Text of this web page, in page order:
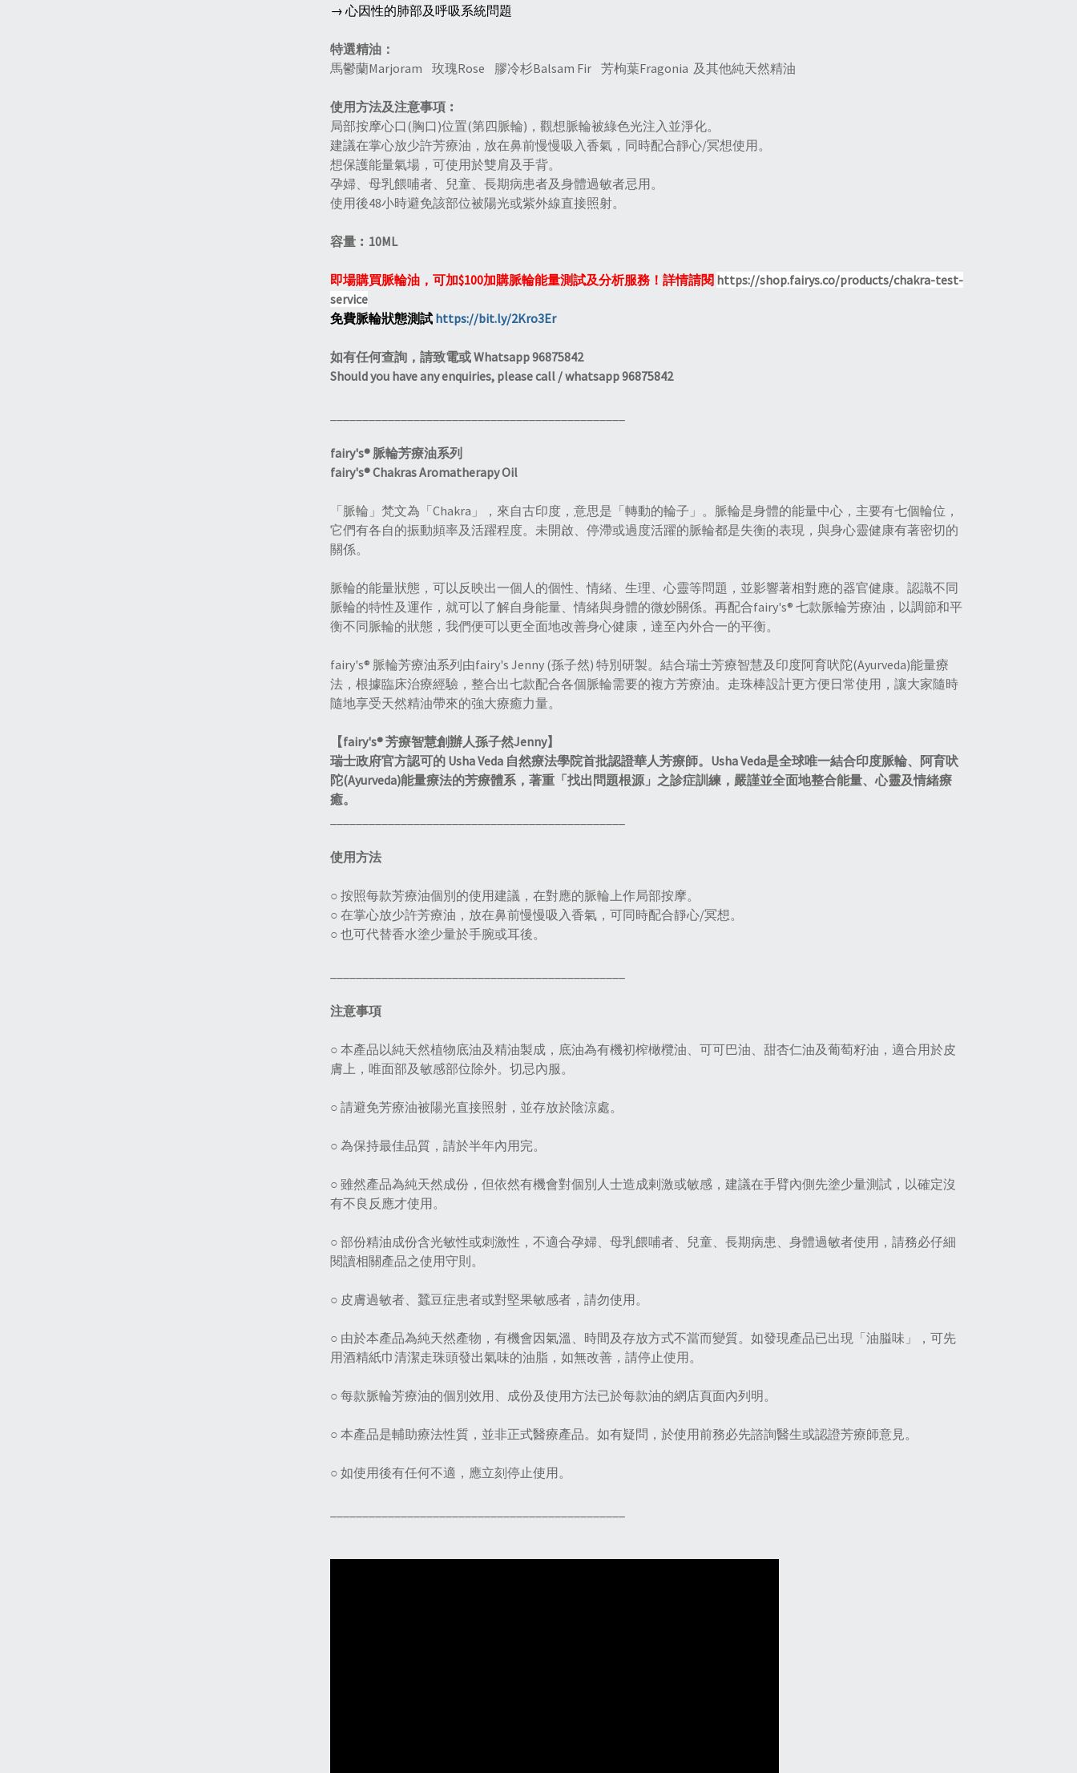
→ 心因性的肺部及呼吸系統問題
特選精油：
馬鬱蘭Marjoram 玫瑰Rose 膠冷杉Balsam Fir 芳枸葉Fragonia 及其他純天然精油
使用方法及注意事項︰
局部按摩心口(胸口)位置(第四脈輪)，觀想脈輪被綠色光注入並淨化。
建議在掌心放少許芳療油，放在鼻前慢慢吸入香氣，同時配合靜心/冥想使用。
想保護能量氣場，可使用於雙肩及手背。
孕婦、母乳餵哺者、兒童、長期病患者及身體過敏者忌用。
使用後48小時避免該部位被陽光或紫外線直接照射。
容量︰10ML
即場購買脈輪油，可加$100加購脈輪能量測試及分析服務！詳情請閱 https://shop.fairys.co/products/chakra-test-
service
免費脈輪狀態測試 https://bit.ly/2Kro3Er
如有任何查詢，請致電或 Whatsapp 96875842
Should you have any enquiries, please call / whatsapp 96875842
fairy's® 脈輪芳療油系列
fairy's® Chakras Aromatherapy Oil
「脈輪」梵文為「Chakra」，來自古印度，意思是「轉動的輪子」。脈輪是身體的能量中心，主要有七個輪位，
它們有各自的振動頻率及活躍程度。未開啟、停滯或過度活躍的脈輪都是失衡的表現，與身心靈健康有著密切的
關係。
脈輪的能量狀態，可以反映出一個人的個性、情緒、生理、心靈等問題，並影響著相對應的器官健康。認識不同
脈輪的特性及運作，就可以了解自身能量、情緒與身體的微妙關係。再配合fairy's® 七款脈輪芳療油，以調節和平
衡不同脈輪的狀態，我們便可以更全面地改善身心健康，達至內外合一的平衡。
fairy's® 脈輪芳療油系列由fairy's Jenny (孫子然) 特別研製。結合瑞士芳療智慧及印度阿育吠陀(Ayurveda)能量療
法，根據臨床治療經驗，整合出七款配合各個脈輪需要的複方芳療油。走珠棒設計更方便日常使用，讓大家隨時
隨地享受天然精油帶來的強大療癒力量。
【fairy's® 芳療智慧創辦人孫子然Jenny】
瑞士政府官方認可的 Usha Veda 自然療法學院首批認證華人芳療師。Usha Veda是全球唯一結合印度脈輪、阿育吠
陀(Ayurveda)能量療法的芳療體系，著重「找出問題根源」之診症訓練，嚴謹並全面地整合能量、心靈及情緒療
癒。
使用方法
○ 按照每款芳療油個別的使用建議，在對應的脈輪上作局部按摩。
○ 在掌心放少許芳療油，放在鼻前慢慢吸入香氣，可同時配合靜心/冥想。
○ 也可代替香水塗少量於手腕或耳後。
注意事項
○ 本產品以純天然植物底油及精油製成，底油為有機初榨橄欖油、可可巴油、甜杏仁油及葡萄籽油，適合用於皮
膚上，唯面部及敏感部位除外。切忌內服。
○ 請避免芳療油被陽光直接照射，並存放於陰涼處。
○ 為保持最佳品質，請於半年內用完。
○ 雖然產品為純天然成份，但依然有機會對個別人士造成剌激或敏感，建議在手臂內側先塗少量測試，以確定沒
有不良反應才使用。
○ 部份精油成份含光敏性或刺激性，不適合孕婦、母乳餵哺者、兒童、長期病患、身體過敏者使用，請務必仔細
閱讀相關產品之使用守則。
○ 皮膚過敏者、蠶豆症患者或對堅果敏感者，請勿使用。
○ 由於本產品為純天然產物，有機會因氣溫、時間及存放方式不當而變質。如發現產品已出現「油膉味」，可先
用酒精紙巾清潔走珠頭發出氣味的油脂，如無改善，請停止使用。
○ 每款脈輪芳療油的個別效用、成份及使用方法已於每款油的網店頁面內列明。
○ 本產品是輔助療法性質，並非正式醫療產品。如有疑問，於使用前務必先諮詢醫生或認證芳療師意見。
○ 如使用後有任何不適，應立刻停止使用。